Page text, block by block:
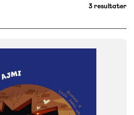
3 resultater
3. klasse 4. klasse